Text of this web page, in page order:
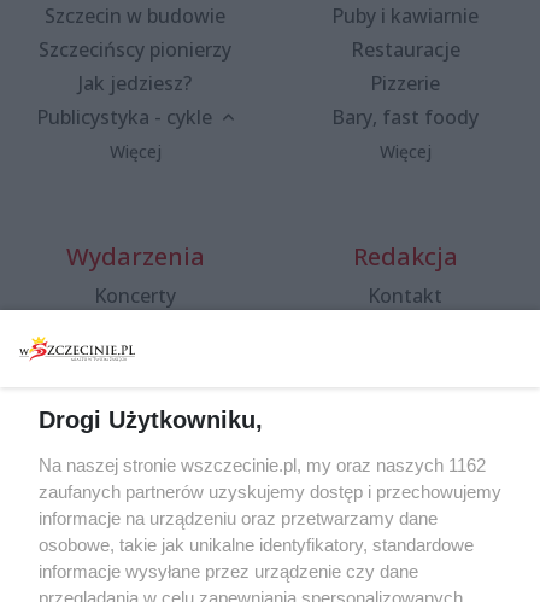
Szczecin w budowie
Szczecińscy pionierzy
Jak jedziesz?
Publicystyka - cykle
Więcej
Puby i kawiarnie
Restauracje
Pizzerie
Bary, fast foody
Więcej
Wydarzenia
Koncerty
Spacery i oprowadzania
targi
Wernisaże
Więcej
Redakcja
Kontakt
Specjalny koncert z okazji
20. urodzin portalu
wSzczecinie.pl
Regulamin konkursów
śniadaniówka "Hej
Drogi Użytkowniku,
Na naszej stronie wszczecinie.pl, my oraz naszych 1162
zaufanych partnerów uzyskujemy dostęp i przechowujemy
informacje na urządzeniu oraz przetwarzamy dane
osobowe, takie jak unikalne identyfikatory, standardowe
informacje wysyłane przez urządzenie czy dane
przeglądania w celu zapewniania spersonalizowanych